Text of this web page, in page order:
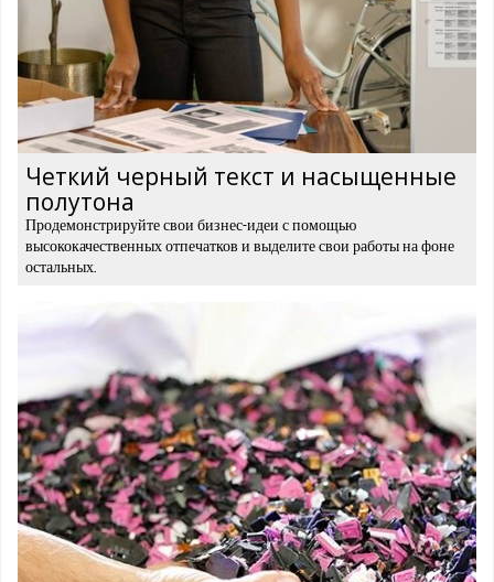
Четкий черный текст и насыщенные
полутона
Продемонстрируйте свои бизнес-идеи с помощью
высококачественных отпечатков и выделите свои работы на фоне
остальных.